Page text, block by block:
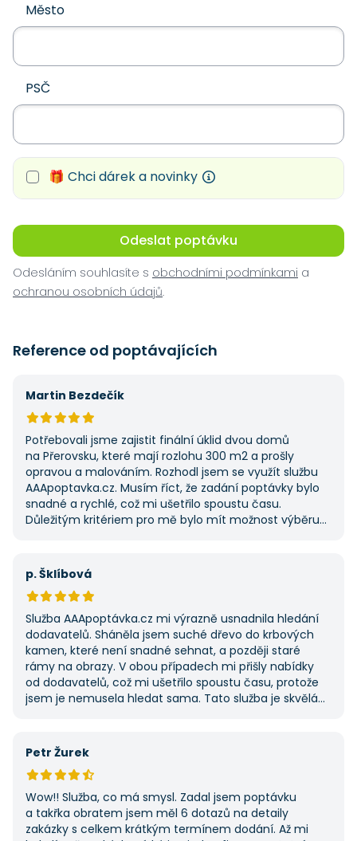
Město
PSČ
🎁 Chci dárek a novinky
Odeslat poptávku
Odesláním souhlasíte s obchodními podmínkami a
ochranou osobních údajů.
Reference od poptávajících
Martin Bezdečík
Potřebovali jsme zajistit finální úklid dvou domů
na Přerovsku, které mají rozlohu 300 m2 a prošly
opravou a malováním. Rozhodl jsem se využít službu
AAApoptavka.cz. Musím říct, že zadání poptávky bylo
snadné a rychlé, což mi ušetřilo spoustu času.
Důležitým kritériem pro mě bylo mít možnost výběru
první, ale se službou jsem byl spokojený, protože mi
umožnila najít rychlé řešení. Vše proběhlo v pořádku
a příště jejich službu využiji znovu.
p. Šklíbová
Služba AAApoptávka.cz mi výrazně usnadnila hledání
dodavatelů. Sháněla jsem suché dřevo do krbových
kamen, které není snadné sehnat, a později staré
rámy na obrazy. V obou případech mi přišly nabídky
od dodavatelů, což mi ušetřilo spoustu času, protože
jsem je nemusela hledat sama. Tato služba je skvělá
Petr Žurek
Wow!! Služba, co má smysl. Zadal jsem poptávku
a takřka obratem jsem měl 6 dotazů na detaily
zakázky s celkem krátkým termínem dodání. Až mi